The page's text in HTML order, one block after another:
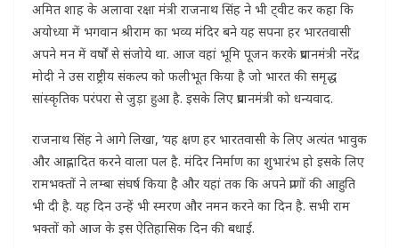
अमित शाह के अलावा रक्षा मंत्री राजनाथ सिंह ने भी ट्वीट कर कहा कि
अयोध्या में भगवान श्रीराम का भव्य मंदिर बने यह सपना हर भारतवासी
अपने मन में वर्षों से संजोये था. आज वहां भूमि पूजन करके प्रधानमंत्री नरेंद्र
मोदी ने उस राष्ट्रीय संकल्प को फलीभूत किया है जो भारत की समृद्ध
सांस्कृतिक परंपरा से जुड़ा हुआ है. इसके लिए प्रधानमंत्री को धन्यवाद.
राजनाथ सिंह ने आगे लिखा, ‘यह क्षण हर भारतवासी के लिए अत्यंत भावुक
और आह्लादित करने वाला पल है. मंदिर निर्माण का शुभारंभ हो इसके लिए
रामभक्तों ने लम्बा संघर्ष किया है और यहां तक कि अपने प्राणों की आहुति
भी दी है. यह दिन उन्हें भी स्मरण और नमन करने का दिन है. सभी राम
भक्तों को आज के इस ऐतिहासिक दिन की बधाई.